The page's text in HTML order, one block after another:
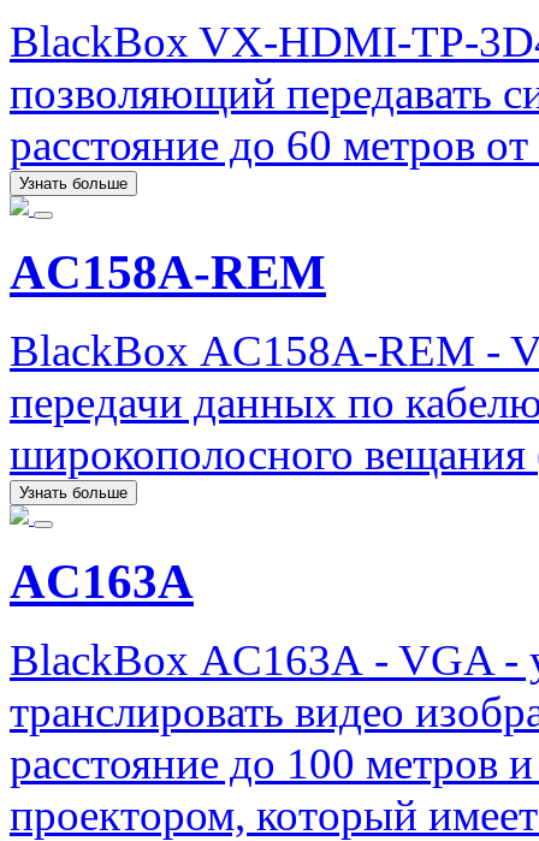
BlackBox VX-HDMI-TP-
позволяющий передавать
расстояние до 60 метров
Узнать больше
AC158A-REM
BlackBox AC158A-REM -
передачи данных по
широкополосного
Узнать больше
AC163A
BlackBox AC163A - VGA -
транслировать видео
расстояние до 100 метров
проектором, который